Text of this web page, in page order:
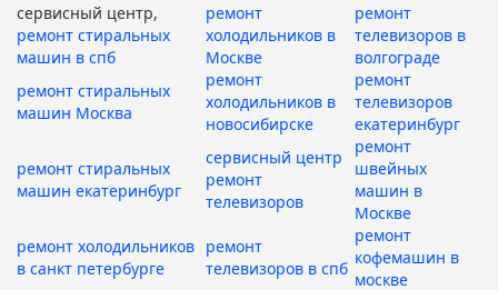
сервисный центр,
ремонт стиральных
машин в спб
ремонт
холодильников в
Москве
ремонт
телевизоров в
волгограде
ремонт стиральных
машин Москва
ремонт
холодильников в
новосибирске
ремонт
телевизоров
екатеринбург
ремонт стиральных
машин екатеринбург
сервисный центр
ремонт
телевизоров
ремонт
швейных
машин в
Москве
ремонт холодильников
в санкт петербурге
ремонт
телевизоров в спб
ремонт
кофемашин в
москве